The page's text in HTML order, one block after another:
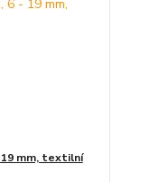
19 mm, textilní